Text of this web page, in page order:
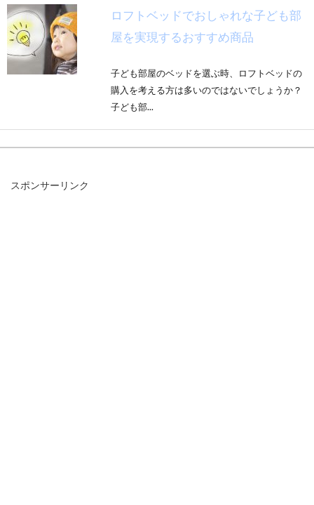
ロフトベッドでおしゃれな子ども部
屋を実現するおすすめ商品
子ども部屋のベッドを選ぶ時、ロフトベッドの
購入を考える方は多いのではないでしょうか？
子ども部...
スポンサーリンク